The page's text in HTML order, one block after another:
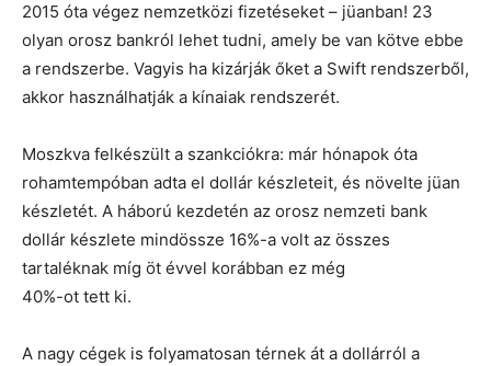
2015 óta végez nemzetközi fizetéseket – jüanban! 23
olyan orosz bankról lehet tudni, amely be van kötve ebbe
a rendszerbe. Vagyis ha kizárják őket a Swift rendszerből,
akkor használhatják a kínaiak rendszerét.
Moszkva felkészült a szankciókra: már hónapok óta
rohamtempóban adta el dollár készleteit, és növelte jüan
készletét. A háború kezdetén az orosz nemzeti bank
dollár készlete mindössze 16%-a volt az összes
tartaléknak míg öt évvel korábban ez még
40%-ot tett ki.
A nagy cégek is folyamatosan térnek át a dollárról a